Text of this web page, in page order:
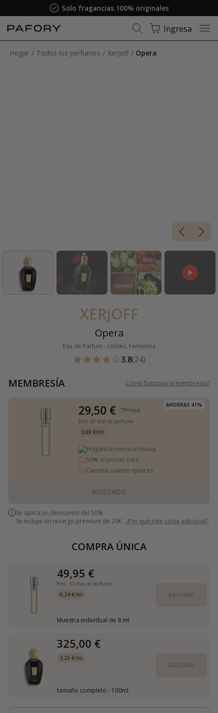
Solo fragancias 100% originales
Ingresa
Hogar Todos los perfumes Xerjoff Opera
XERJOFF
Opera
Eau de Parfum - Unisex, Femenina
3.8(24)
MEMBRESÍA Cómo funciona la membresía?
AHORRAS 41%
29,50 € 39,00 €
8ml, 30 días de perfume
3,69 €/ml
Fragancia mensual nueva
50% el primer mes
Cancela cuando quieras
AGOTADO
Se aplica un descuento del 50%
Se incluye un recargo premium de 20€. ¿Por qué este coste adicional?
COMPRA ÚNICA
49,95 €
8ml, 30 días de perfume
6,24 €/ml
Muestra individual de 8 ml
AGOTADO
325,00 €
3,25 €/ml
tamaño completo - 100ml
AGOTADO